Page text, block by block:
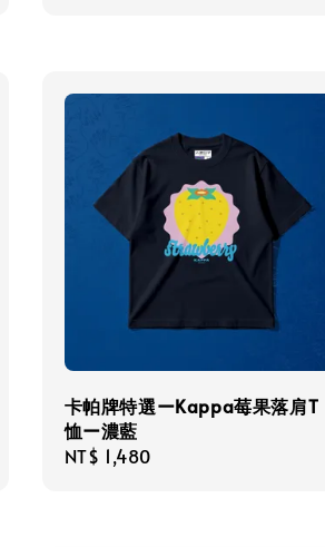
卡帕牌特選ーKappa莓果落肩T
恤ー濃藍
Regular
NT$ 1,480